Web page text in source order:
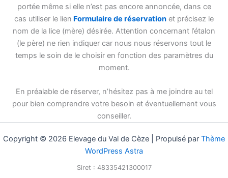
portée même si elle n’est pas encore annoncée, dans ce
cas utiliser le lien Formulaire de réservation et précisez le
nom de la lice (mère) désirée. Attention concernant l’étalon
(le père) ne rien indiquer car nous nous réservons tout le
temps le soin de le choisir en fonction des paramètres du
moment.
En préalable de réserver, n’hésitez pas à me joindre au tel
pour bien comprendre votre besoin et éventuellement vous
conseiller.
Copyright © 2026 Elevage du Val de Cèze | Propulsé par Thème
WordPress Astra
Siret : 48335421300017